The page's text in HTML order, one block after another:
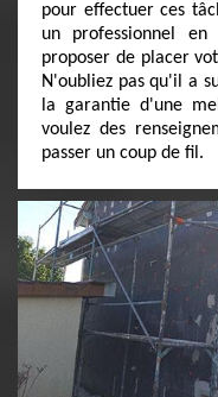
pour effectuer ces
un professionnel
proposer de placer
N'oubliez pas qu'il a
la garantie d'une
voulez des
passer un coup de fil.